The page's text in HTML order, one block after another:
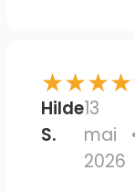
le trou
compris
ou trois
★★★★
Hilde
S.
13
mai
2026